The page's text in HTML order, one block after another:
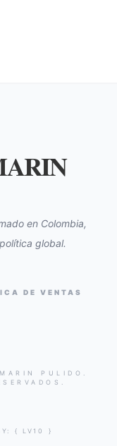
en Colombia,
global.
DE VENTAS
PULIDO.
{ LV10 }